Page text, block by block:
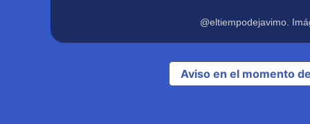
@eltiempodejavimo.
Aviso en el momento